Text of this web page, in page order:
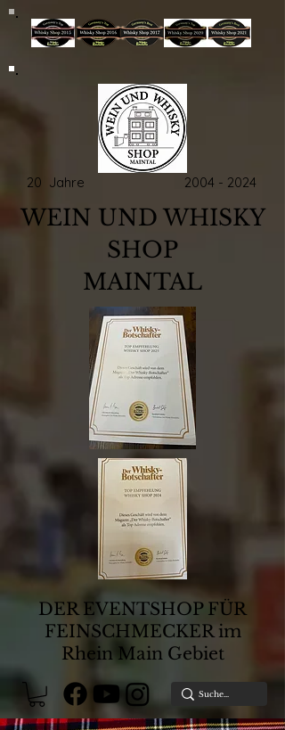
20 Jahre 2004 - 2024
WEIN UND WHISKY
SHOP
MAINTAL
DER EVENTSHOP FÜR
FEINSCHMECKER im
Rhein Main Gebiet